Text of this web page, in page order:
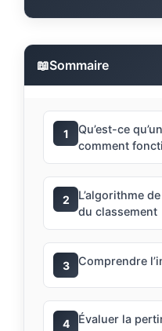
📖Sommaire
1
Qu’est-ce
comment
2
L’algorithme
du classement
3 Comprendre
4 Évaluer la